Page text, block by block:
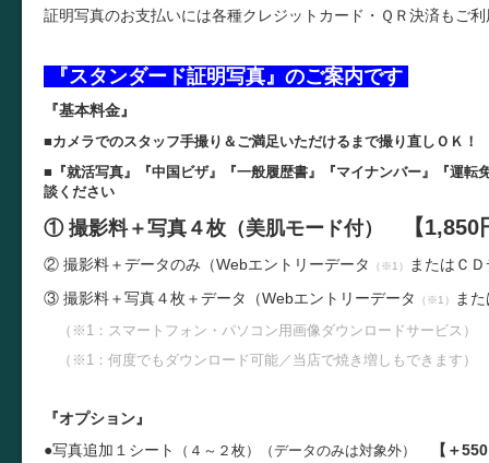
証明写真のお支払いには各種クレジットカード・ＱＲ決済もご
『スタンダード証明写真』のご案内です
『基本料金』
■カメラでのスタッフ手撮り＆ご満足いただけるまで撮り直しＯＫ！
■『就活写真』『中国ビザ』『一般履歴書』『マイナンバー』『運転
談ください
① 撮影料＋写真４枚（美肌モード付） 【1,850
② 撮影料＋データのみ（Webエントリーデータ （※1）
またはＣ
③ 撮影料＋写真４枚＋データ（Webエントリーデータ （※1） ま
（※1：スマートフォン・パソコン用画像ダウンロードサービス）
（※1：何度でもダウンロード可能／当店で焼き増しもできます）
『オプション』
●写真追加１シート
（４～２枚）（データのみは対象外）
【＋